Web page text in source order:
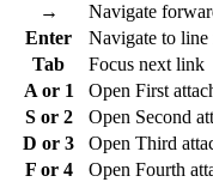
→
Navigate
Enter
Navigate to line
Tab
Focus next link
A or 1
Open First
S or 2
Open Second
D or 3
Open Third
F or 4
Open Fourth